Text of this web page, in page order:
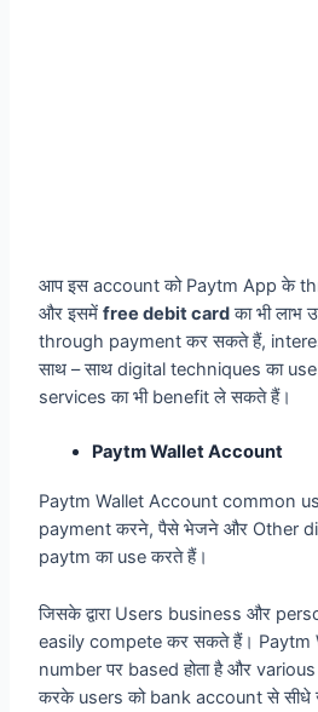
आप इस account को Paytm App के
और इसमेंfree debit cardका भी लाभ
through payment कर सकते हैं,
साथ – साथ digital techniques का
services का भी benefit ले सकते हैं।
Paytm Wallet Account
Paytm Wallet Account common
payment करने, पैसे भेजने और Other
paytm का use करते हैं।
जिसके द्वारा Users business और
easily compete कर सकते हैं। Paytm
number पर based होता है और
करके users को bank account से